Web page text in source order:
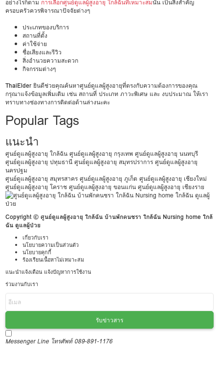
อย่างไรก็ตาม การเลือกศูนย์ดูแลผู้สูงอายุ ใกล้ฉันที่เหมาะสมนั้น เป็นสิ่งสำคัญ
ครอบครัวควรพิจารณาปัจจัยต่างๆ
ประเภทของบริการ
สถานที่ตั้ง
ค่าใช้จ่าย
ชื่อเสียงและรีวิว
สิ่งอำนวยความสะดวก
กิจกรรมต่างๆ
ThaiElder ยินดีช่วยคุณค้นหาศูนย์ดูแลผู้สูงอายุที่ตรงกับความต้องการของคุณ
กรุณาแจ้งข้อมูลเพิ่มเติม เช่น สถานที่ ประเภท ภาวะพิเศษ และ งบประมาณ ให้เรา
ทราบทางช่องทางการติดต่อด้านล่างนะคะ
Popular Tags
แนะนำ
ศูนย์ดูแลผู้สูงอายุ ใกล้ฉัน ศูนย์ดูแลผู้สูงอายุ กรุงเทพ ศูนย์ดูแลผู้สูงอายุ นนทบุรี
ศูนย์ดูแลผู้สูงอายุ ปทุมธานี ศูนย์ดูแลผู้สูงอายุ สมุทรปราการ ศูนย์ดูแลผู้สูงอายุ
นครปฐม
ศูนย์ดูแลผู้สูงอายุ สมุทรสาคร ศูนย์ดูแลผู้สูงอายุ ภูเก็ต ศูนย์ดูแลผู้สูงอายุ เชียงใหม่
ศูนย์ดูแลผู้สูงอายุ โคราช ศูนย์ดูแลผู้สูงอายุ ขอนแก่น ศูนย์ดูแลผู้สูงอายุ เชียงราย
Copyright © ศูนย์ดูแลผู้สูงอายุ ใกล้ฉัน บ้านพักคนชรา ใกล้ฉัน Nursing home ใกล้
ฉัน ดูแลผู้ป่วย
เกี่ยวกับเรา
นโยบายความเป็นส่วนตัว
นโยบายคุกกี้
ร้องเรียนเนื้อหาไม่เหมาะสม
แนะนำแจ้งเตือน แจ้งปัญหาการใช้งาน
ร่วมงานกับเรา
รับข่าวสาร
Messenger Line โทรศัพท์ 089-891-1176